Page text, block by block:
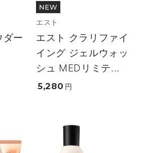
ダー
エスト
エスト クラリファイ
イング ジェルウォッ
シュ MEDリミテ...
5,280 円